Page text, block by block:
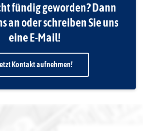
fündig geworden? Dann
an oder schreiben Sie uns
eine E-Mail!
Kontakt aufnehmen!